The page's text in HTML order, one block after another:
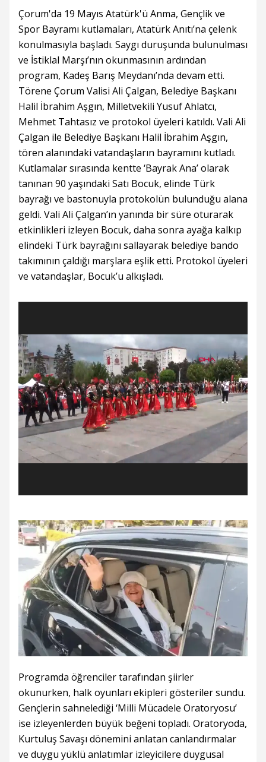
Çorum'da 19 Mayıs Atatürk'ü Anma, Gençlik ve
Spor Bayramı kutlamaları, Atatürk Anıtı’na çelenk
konulmasıyla başladı. Saygı duruşunda bulunulması
ve İstiklal Marşı’nın okunmasının ardından
program, Kadeş Barış Meydanı’nda devam etti.
Törene Çorum Valisi Ali Çalgan, Belediye Başkanı
Halil İbrahim Aşgın, Milletvekili Yusuf Ahlatcı,
Mehmet Tahtasız ve protokol üyeleri katıldı. Vali Ali
Çalgan ile Belediye Başkanı Halil İbrahim Aşgın,
tören alanındaki vatandaşların bayramını kutladı.
Kutlamalar sırasında kentte ‘Bayrak Ana’ olarak
tanınan 90 yaşındaki Satı Bocuk, elinde Türk
bayrağı ve bastonuyla protokolün bulunduğu alana
geldi. Vali Ali Çalgan’ın yanında bir süre oturarak
etkinlikleri izleyen Bocuk, daha sonra ayağa kalkıp
elindeki Türk bayrağını sallayarak belediye bando
takımının çaldığı marşlara eşlik etti. Protokol üyeleri
ve vatandaşlar, Bocuk’u alkışladı.
Programda öğrenciler tarafından şiirler
okunurken, halk oyunları ekipleri gösteriler sundu.
Gençlerin sahnelediği ‘Milli Mücadele Oratoryosu’
ise izleyenlerden büyük beğeni topladı. Oratoryoda,
Kurtuluş Savaşı dönemini anlatan canlandırmalar
ve duygu yüklü anlatımlar izleyicilere duygusal